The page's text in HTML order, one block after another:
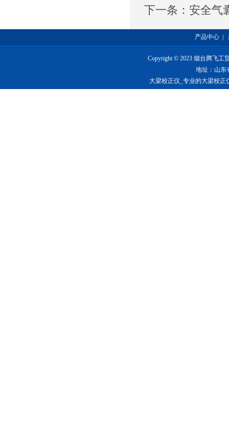
下一条： 安全气
产品中心
Copyright © 2023 烟台腾飞工
地址：山东
大梁校正仪_专业的大梁校